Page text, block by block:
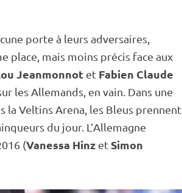
porte à leurs adversaires,
place, mais moins précis face aux
Jeanmonnot et Fabien Claude
les Allemands, en vain. Dans une
la Veltins Arena, les Bleus prennent
du jour. L’Allemagne
(Vanessa Hinz et Simon